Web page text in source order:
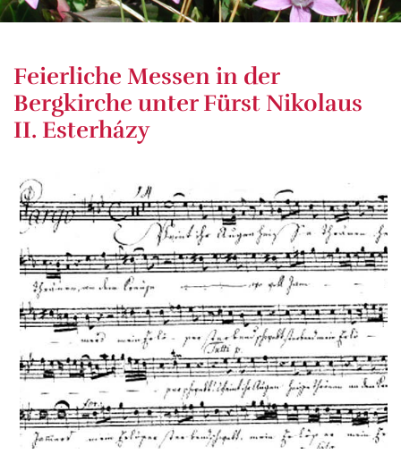
Feierliche Messen in der
Bergkirche unter Fürst Nikolaus
II. Esterházy